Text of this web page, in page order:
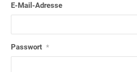
E-Mail-Adresse
Passwort *